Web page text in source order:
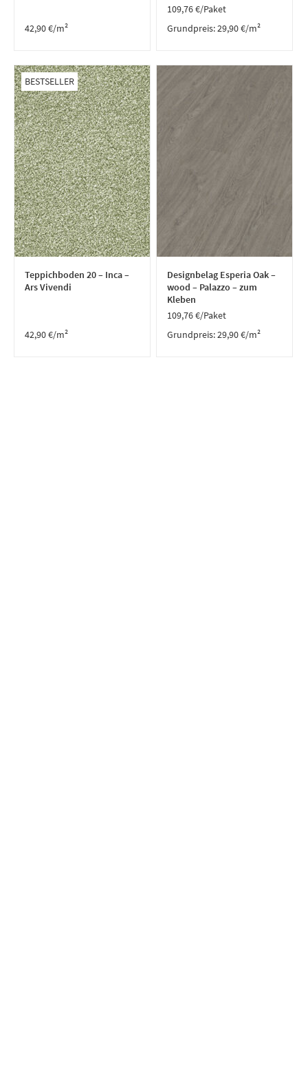
42,90€/m²
109,76€/Paket
Grundpreis:29,90€/m²
BESTSELLER
Teppichboden 20 – Inca –
Ars Vivendi
42,90€/m²
Designbelag Esperia Oak –
wood – Palazzo – zum
Kleben
109,76€/Paket
Grundpreis:29,90€/m²